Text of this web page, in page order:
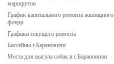
маршрутов
График капитального ремонта жилищного
фонда
Графики текущего ремонта
Бассейны г.Барановичи
Места для выгула собак в г.Барановичи